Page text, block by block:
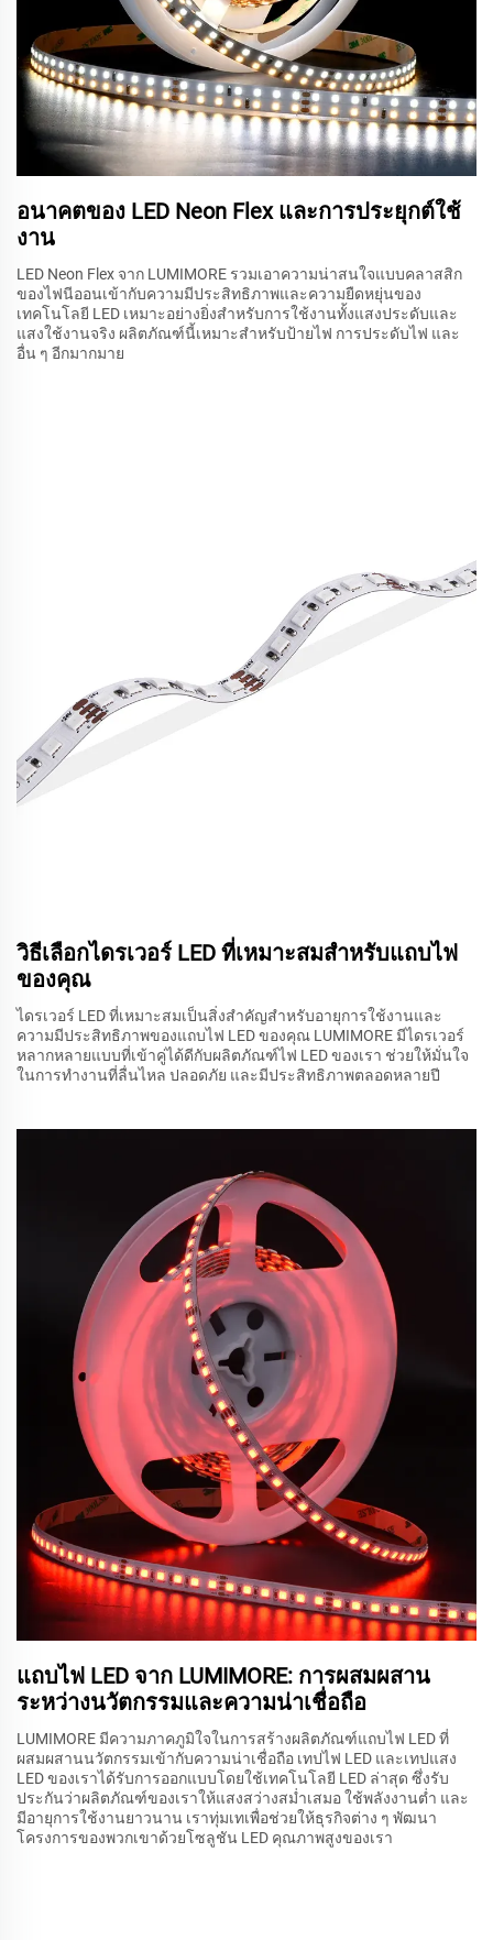
อนาคตของ LED Neon Flex และการประยุกต์ใช้
งาน
LED Neon Flex จาก LUMIMORE รวมเอาความน่าสนใจแบบคลาสสิก
ของไฟนีออนเข้ากับความมีประสิทธิภาพและความยืดหยุ่นของ
เทคโนโลยี LED เหมาะอย่างยิ่งสำหรับการใช้งานทั้งแสงประดับและ
แสงใช้งานจริง ผลิตภัณฑ์นี้เหมาะสำหรับป้ายไฟ การประดับไฟ และ
อื่น ๆ อีกมากมาย
วิธีเลือกไดรเวอร์ LED ที่เหมาะสมสำหรับแถบไฟ
ของคุณ
ไดรเวอร์ LED ที่เหมาะสมเป็นสิ่งสำคัญสำหรับอายุการใช้งานและ
ความมีประสิทธิภาพของแถบไฟ LED ของคุณ LUMIMORE มีไดรเวอร์
หลากหลายแบบที่เข้าคู่ได้ดีกับผลิตภัณฑ์ไฟ LED ของเรา ช่วยให้มั่นใจ
ในการทำงานที่ลื่นไหล ปลอดภัย และมีประสิทธิภาพตลอดหลายปี
แถบไฟ LED จาก LUMIMORE: การผสมผสาน
ระหว่างนวัตกรรมและความน่าเชื่อถือ
LUMIMORE มีความภาคภูมิใจในการสร้างผลิตภัณฑ์แถบไฟ LED ที่
ผสมผสานนวัตกรรมเข้ากับความน่าเชื่อถือ เทปไฟ LED และเทปแสง
LED ของเราได้รับการออกแบบโดยใช้เทคโนโลยี LED ล่าสุด ซึ่งรับ
ประกันว่าผลิตภัณฑ์ของเราให้แสงสว่างสม่ำเสมอ ใช้พลังงานต่ำ และ
มีอายุการใช้งานยาวนาน เราทุ่มเทเพื่อช่วยให้ธุรกิจต่าง ๆ พัฒนา
โครงการของพวกเขาด้วยโซลูชัน LED คุณภาพสูงของเรา